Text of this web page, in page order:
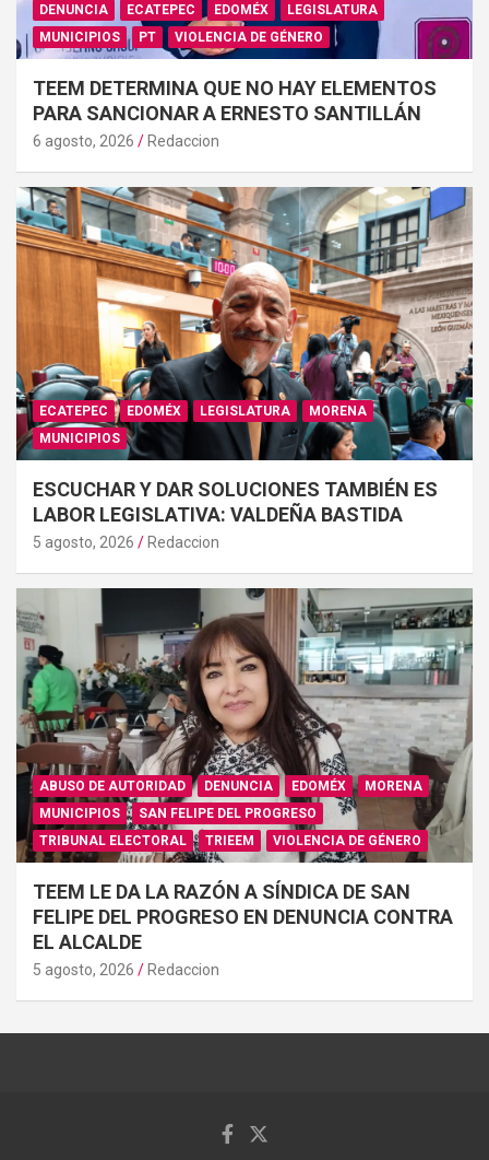
DENUNCIA ECATEPEC EDOMÉX
LEGISLATURA
MUNICIPIOS
PT VIOLENCIA DE GÉNERO
TEEM DETERMINA QUE NO HAY ELEMENTOS
PARA SANCIONAR A ERNESTO SANTILLÁN
6 agosto, 2026 Redaccion
ECATEPEC EDOMÉX LEGISLATURA
MORENA
MUNICIPIOS
ESCUCHAR Y DAR SOLUCIONES TAMBIÉN ES
LABOR LEGISLATIVA: VALDEÑA BASTIDA
5 agosto, 2026 Redaccion
ABUSO DE AUTORIDAD DENUNCIA EDOMÉX
MORENA
MUNICIPIOS
SAN FELIPE DEL PROGRESO
TRIBUNAL ELECTORAL
TRIEEM VIOLENCIA DE GÉNERO
TEEM LE DA LA RAZÓN A SÍNDICA DE SAN
FELIPE DEL PROGRESO EN DENUNCIA CONTRA
EL ALCALDE
5 agosto, 2026 Redaccion